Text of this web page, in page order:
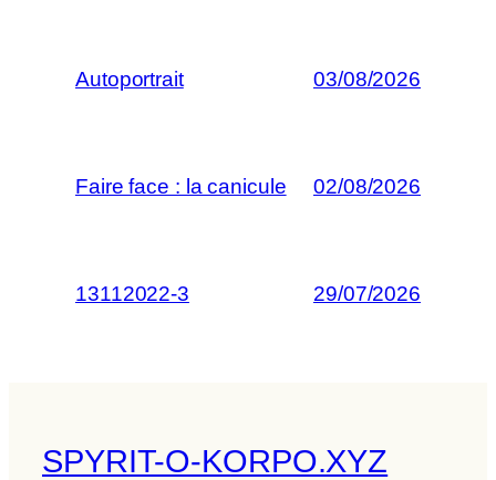
Autoportrait 03/08/2026
Faire face : la canicule 02/08/2026
13112022-3 29/07/2026
SPYRIT-O-KORPO.XYZ